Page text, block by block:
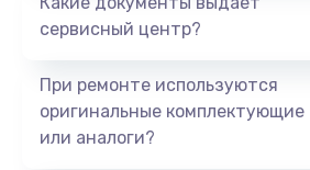
сервисный центр?
При ремонте используются
оригинальные комплектующие
или аналоги?